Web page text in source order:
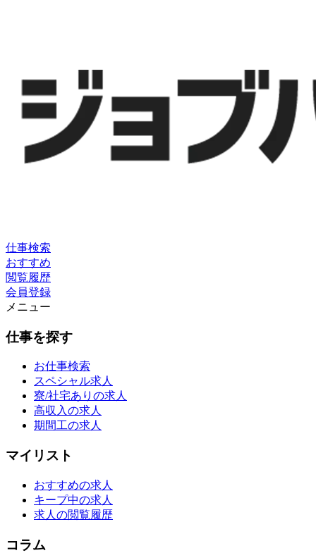
仕事検索
おすすめ
閲覧履歴
会員登録
メニュー
仕事を探す
お仕事検索
スペシャル求人
寮/社宅ありの求人
高収入の求人
期間工の求人
マイリスト
おすすめの求人
キープ中の求人
求人の閲覧履歴
コラム